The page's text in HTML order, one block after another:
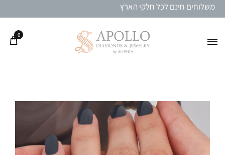
משלוחים חינם לכל חלקי הארץ
0